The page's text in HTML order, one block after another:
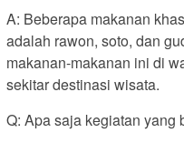
A: Beberapa makanan
adalah rawon, soto, dan
makanan-makanan ini di
sekitar destinasi wisata.
Q: Apa saja kegiatan yang